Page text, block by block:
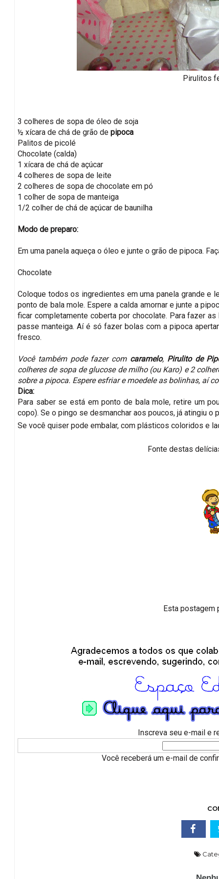
Pirulitos
3 colheres de sopa de óleo de soja
½ xícara de chá de grão de pipoca
Palitos de picolé
Chocolate (calda)
1 xícara de chá de açúcar
4 colheres de sopa de leite
2 colheres de sopa de chocolate em pó
1 colher de sopa de manteiga
1/2 colher de chá de açúcar de baunilha
Modo de preparo:
Em uma panela aqueça o óleo e junte o grão de pipoca.
Chocolate
Coloque todos os ingredientes em uma panela grande e
ponto de bala mole. Espere a calda amornar e junte a
ficar completamente coberta por chocolate. Para fazer
passe manteiga. Aí é só fazer bolas com a pipoca
fresco.
Você também pode fazer com caramelo, Pirulito de
colheres de sopa de glucose de milho (ou Karo) e 2
sobre a pipoca. Espere esfriar e moedele as bolinhas, aí
Dica:
Para saber se está em ponto de bala mole, retire um
copo). Se o pingo se desmanchar aos poucos, já atingiu o
Se você quiser pode embalar, com plásticos coloridos e
Fonte destas
Esta postagem
Inscreva seu e-mail e
Você receberá um e-mail de